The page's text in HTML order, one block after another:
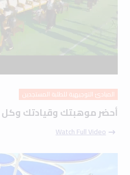
المبادئ التوجيهية للطلبة المستجدين
أحضر موهبتك وقيادتك وكل
Watch Full Video